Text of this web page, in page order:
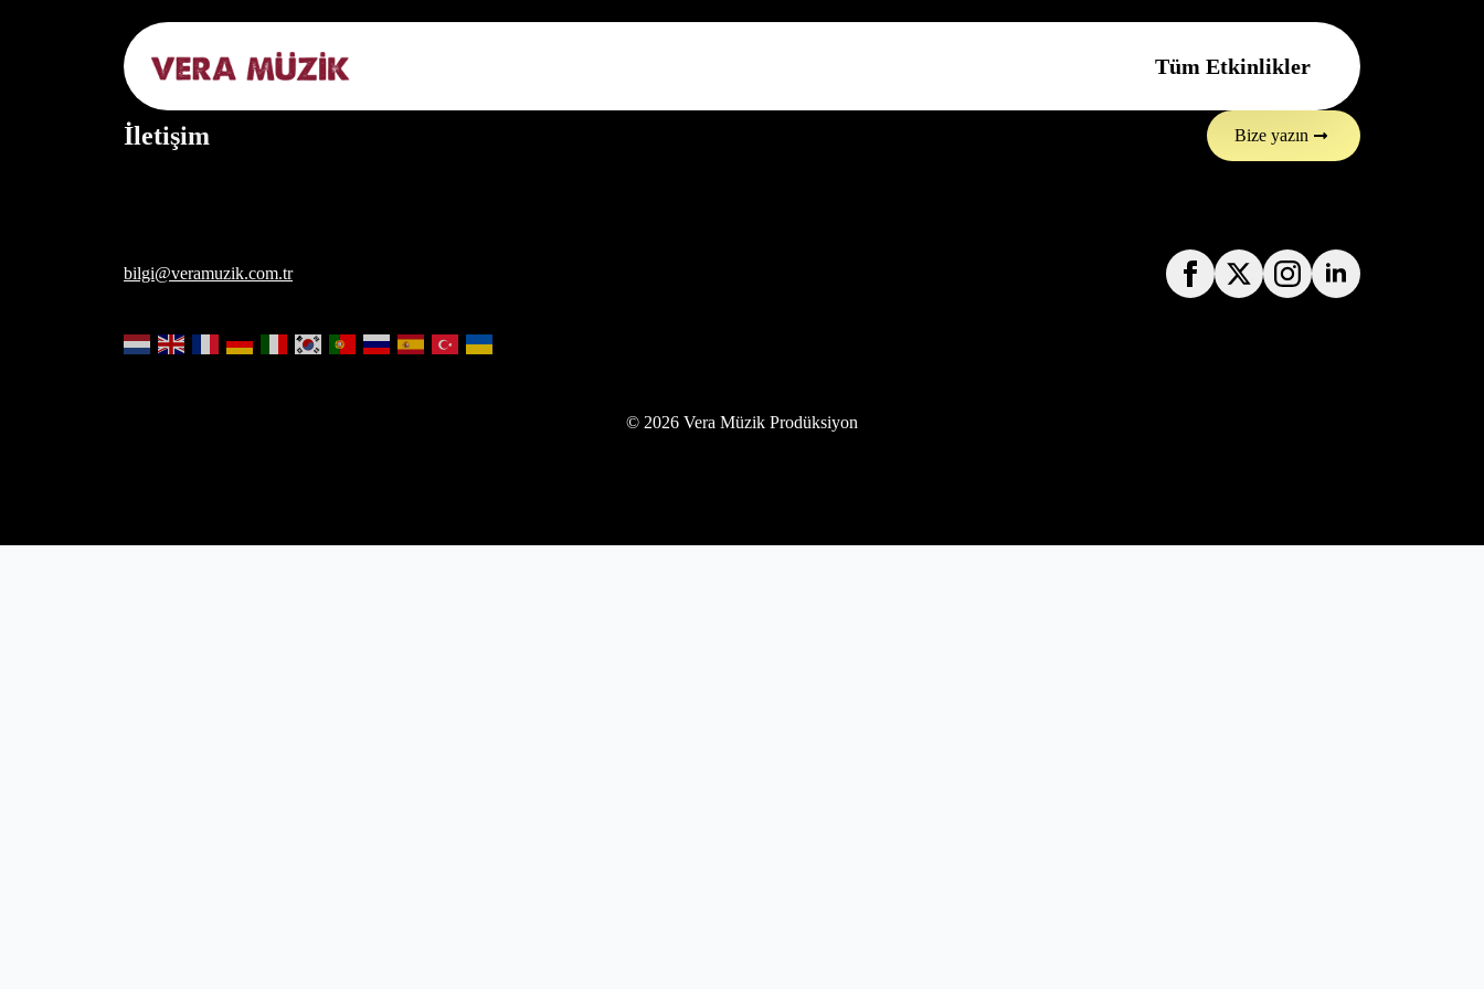
Tüm Etkinlikler
İletişim Bize yazın
bilgi@veramuzik.com.tr
© 2026 Vera Müzik Prodüksiyon